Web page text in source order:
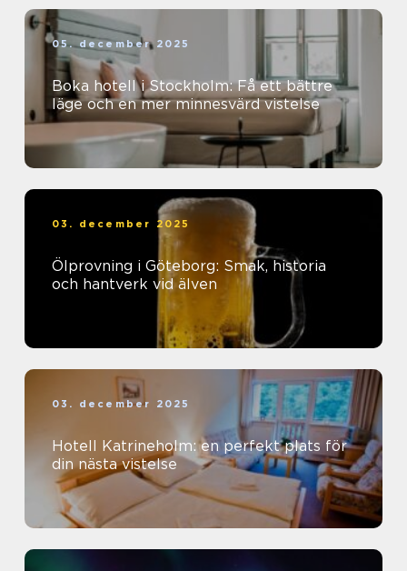
05. december 2025
Boka hotell i Stockholm: Få ett bättre
läge och en mer minnesvärd vistelse
03. december 2025
Ölprovning i Göteborg: Smak, historia
och hantverk vid älven
03. december 2025
Hotell Katrineholm: en perfekt plats för
din nästa vistelse